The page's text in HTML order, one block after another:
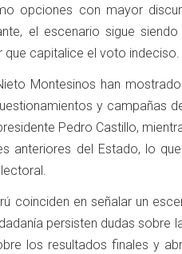
opciones con mayor
el escenario sigue
que capitalice el voto indeciso.
Montesinos han
y campañas
Pedro Castillo,
anteriores del Estado, lo
coinciden en señalar un
persisten dudas sobre
los resultados finales y